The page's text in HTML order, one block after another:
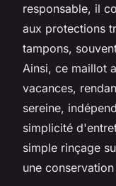
responsable, il
aux protections
tampons,
Ainsi, ce maillot
vacances,
sereine,
simplicité
simple rinçage
une